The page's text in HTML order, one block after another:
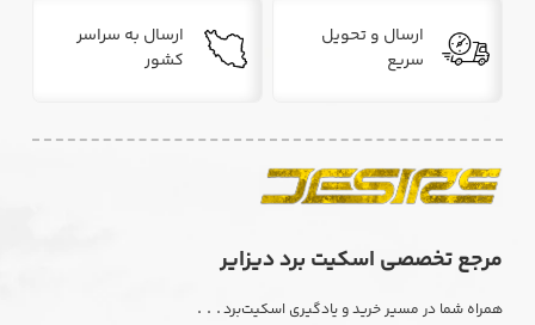
ارسال و تحویل
سریع
ارسال به سراسر
کشور
مرجع تخصصی اسکیت برد دیزایر
همراه شما در مسیر خرید و یادگیری اسکیت‌برد. . .